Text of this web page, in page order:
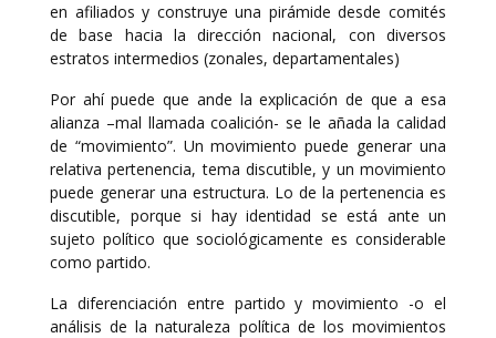
en afiliados y construye una pirámide desde comités
de base hacia la dirección nacional, con diversos
estratos intermedios (zonales, departamentales)
Por ahí puede que ande la explicación de que a esa
alianza –mal llamada coalición- se le añada la calidad
de “movimiento”. Un movimiento puede generar una
relativa pertenencia, tema discutible, y un movimiento
puede generar una estructura. Lo de la pertenencia es
discutible, porque si hay identidad se está ante un
sujeto político que sociológicamente es considerable
como partido.
La diferenciación entre partido y movimiento -o el
análisis de la naturaleza política de los movimientos